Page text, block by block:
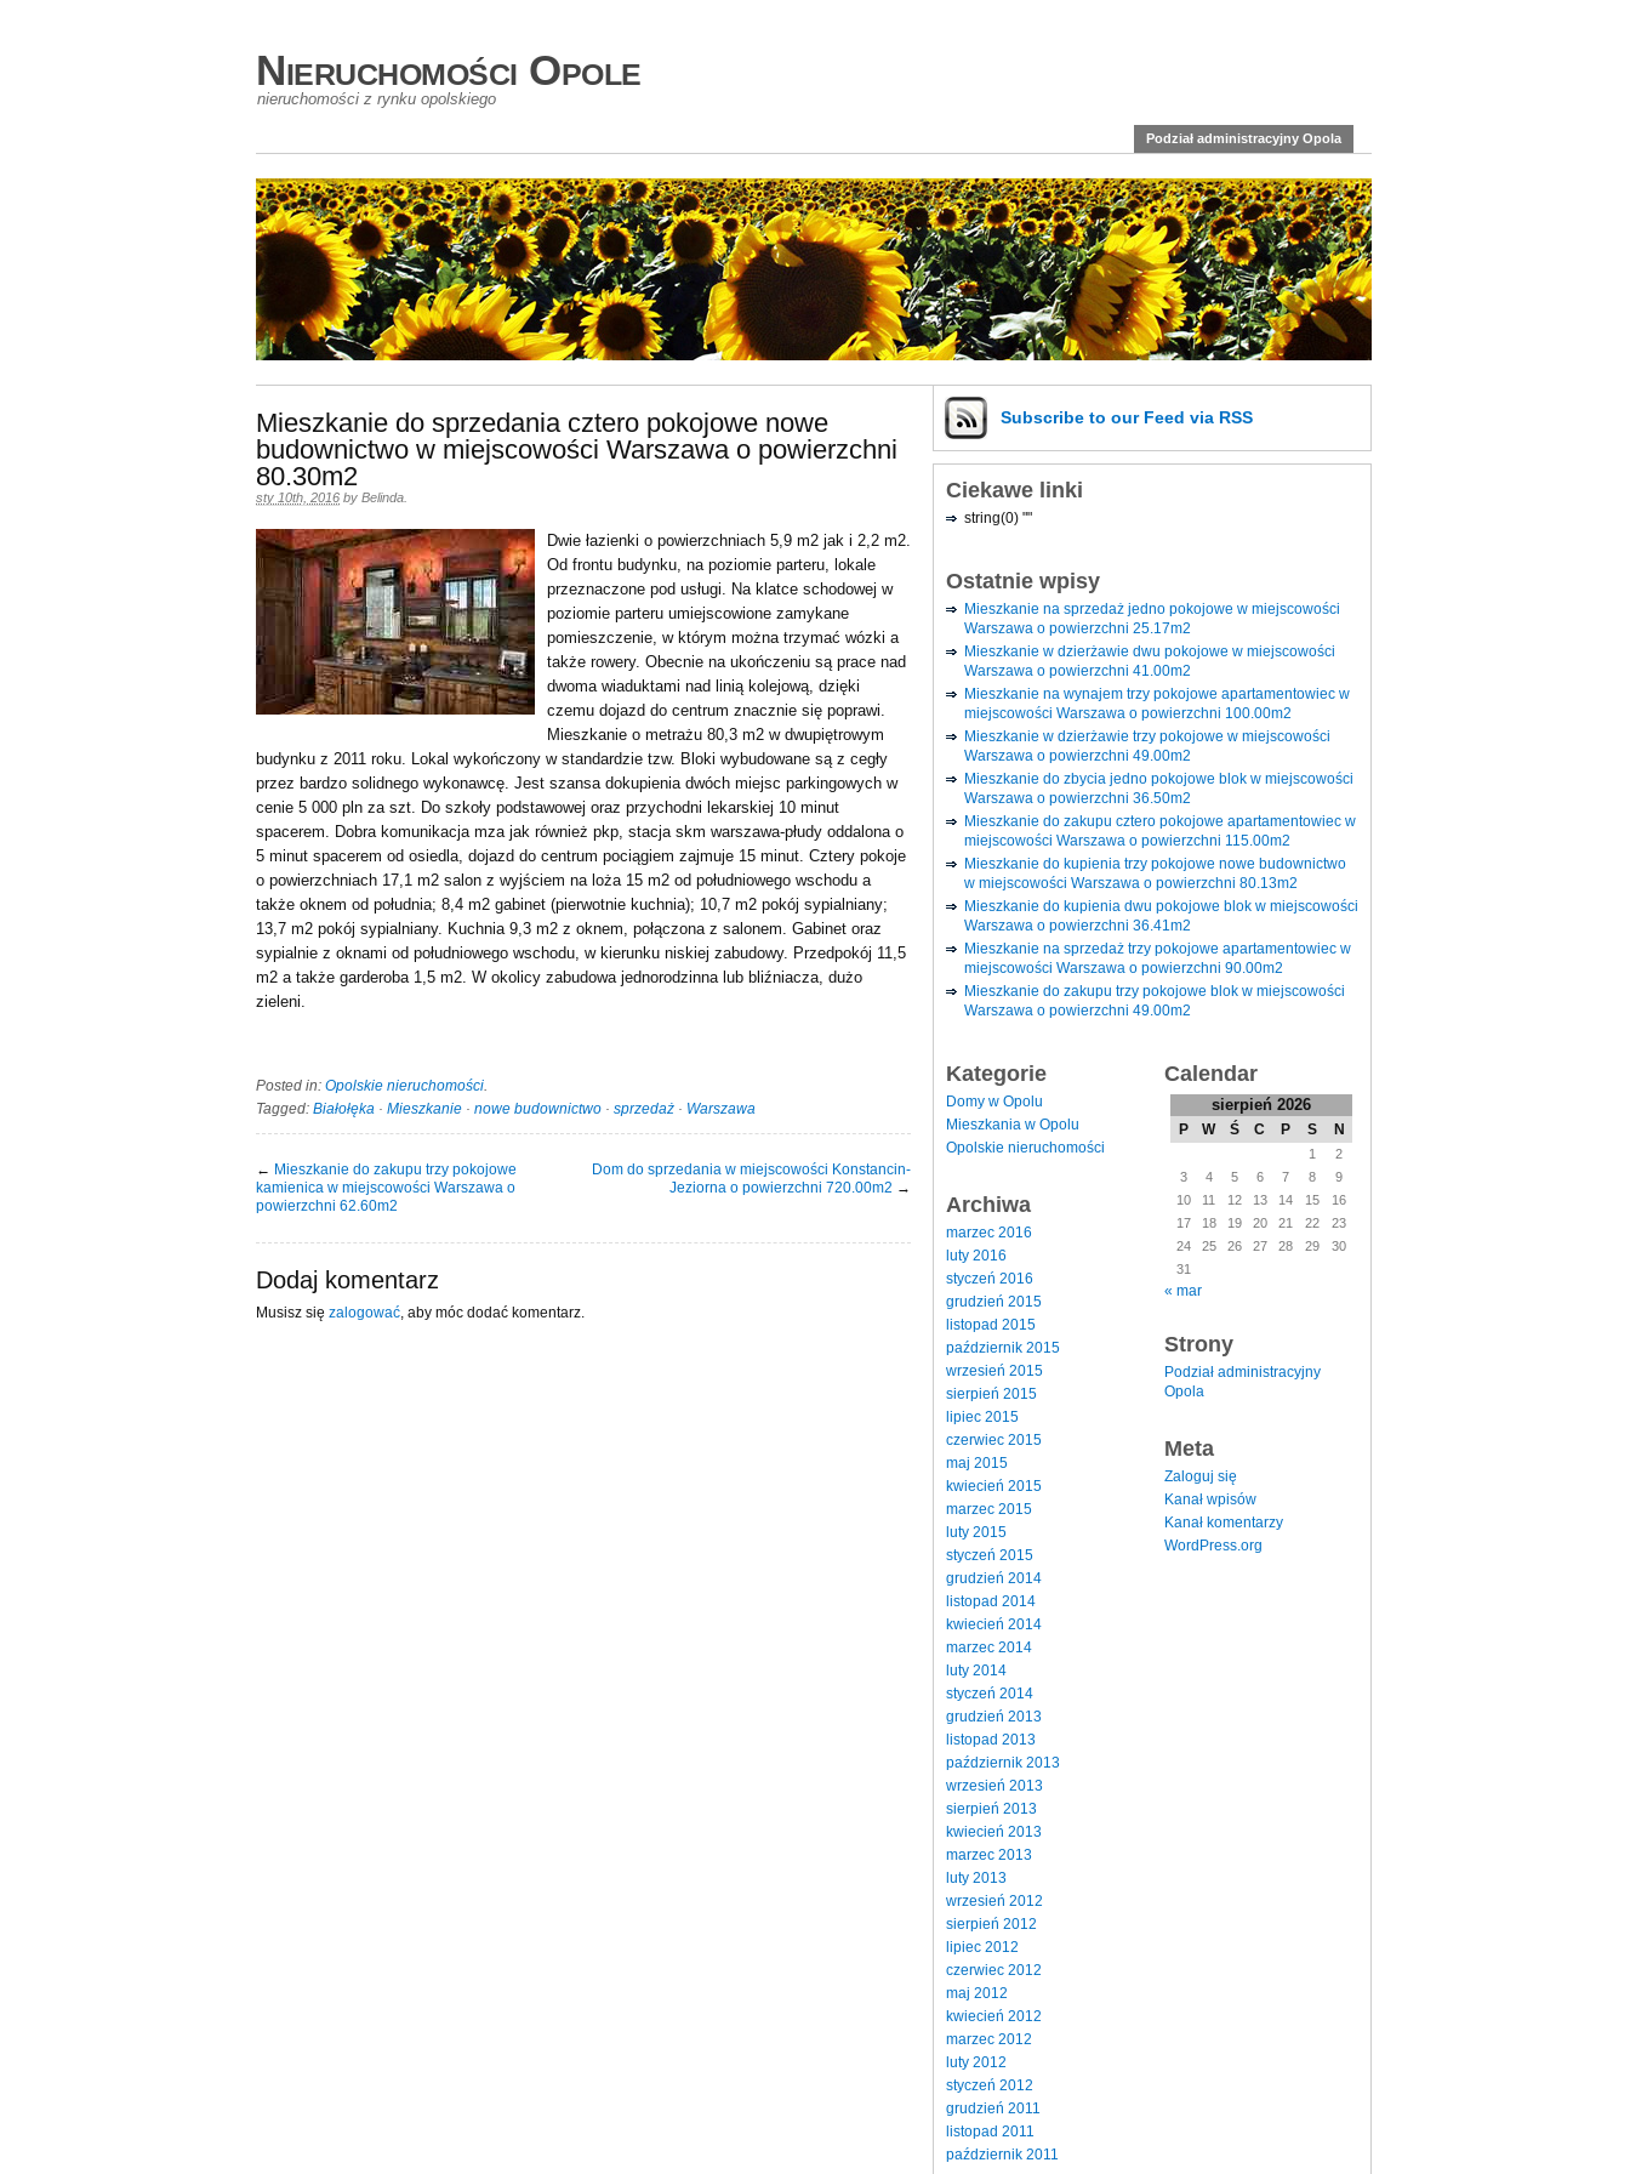
Nieruchomości Opole
nieruchomości z rynku opolskiego
Podział administracyjny Opola
Mieszkanie do sprzedania cztero pokojowe nowe
budownictwo w miejscowości Warszawa o powierzchni
80.30m2
sty 10th, 2016 by Belinda
Dwie łazienki o powierzchniach 5,9 m2 jak i 2,2 m2.
Od frontu budynku, na poziomie parteru, lokale
przeznaczone pod usługi. Na klatce schodowej w
poziomie parteru umiejscowione zamykane
pomieszczenie, w którym można trzymać wózki a
także rowery. Obecnie na ukończeniu są prace nad
dwoma wiaduktami nad linią kolejową, dzięki
czemu dojazd do centrum znacznie się poprawi.
Mieszkanie o metrażu 80,3 m2 w dwupiętrowym
budynku z 2011 roku. Lokal wykończony w standardzie tzw. Bloki wybudowane są z cegły
przez bardzo solidnego wykonawcę. Jest szansa dokupienia dwóch miejsc parkingowych w
cenie 5 000 pln za szt. Do szkoły podstawowej oraz przychodni lekarskiej 10 minut
spacerem. Dobra komunikacja mza jak również pkp, stacja skm warszawa-płudy oddalona o
5 minut spacerem od osiedla, dojazd do centrum pociągiem zajmuje 15 minut. Cztery pokoje
o powierzchniach 17,1 m2 salon z wyjściem na loża 15 m2 od południowego wschodu a
także oknem od południa; 8,4 m2 gabinet (pierwotnie kuchnia); 10,7 m2 pokój sypialniany;
13,7 m2 pokój sypialniany. Kuchnia 9,3 m2 z oknem, połączona z salonem. Gabinet oraz
sypialnie z oknami od południowego wschodu, w kierunku niskiej zabudowy. Przedpokój 11,5
m2 a także garderoba 1,5 m2. W okolicy zabudowa jednorodzinna lub bliźniacza, dużo
zieleni.
Posted in: Opolskie nieruchomości.
Tagged: Białołęka · Mieszkanie · nowe budownictwo · sprzedaż · Warszawa
← Mieszkanie do zakupu trzy pokojowe
kamienica w miejscowości Warszawa o
powierzchni 62.60m2
Dom do sprzedania w miejscowości Konstancin-
Jeziorna o powierzchni 720.00m2 →
Dodaj komentarz
Musisz się zalogować , aby móc dodać komentarz.
Subscribe to our Feed via RSS
Ciekawe linki
string(0) ""
Ostatnie wpisy
Mieszkanie na sprzedaż jedno pokojowe w miejscowości
Warszawa o powierzchni 25.17m2
Mieszkanie w dzierżawie dwu pokojowe w miejscowości
Warszawa o powierzchni 41.00m2
Mieszkanie na wynajem trzy pokojowe apartamentowiec w
miejscowości Warszawa o powierzchni 100.00m2
Mieszkanie w dzierżawie trzy pokojowe w miejscowości
Warszawa o powierzchni 49.00m2
Mieszkanie do zbycia jedno pokojowe blok w miejscowości
Warszawa o powierzchni 36.50m2
Mieszkanie do zakupu cztero pokojowe apartamentowiec w
miejscowości Warszawa o powierzchni 115.00m2
Mieszkanie do kupienia trzy pokojowe nowe budownictwo
w miejscowości Warszawa o powierzchni 80.13m2
Mieszkanie do kupienia dwu pokojowe blok w miejscowości
Warszawa o powierzchni 36.41m2
Mieszkanie na sprzedaż trzy pokojowe apartamentowiec w
miejscowości Warszawa o powierzchni 90.00m2
Mieszkanie do zakupu trzy pokojowe blok w miejscowości
Warszawa o powierzchni 49.00m2
Kategorie
Domy w Opolu
Mieszkania w Opolu
Opolskie nieruchomości
Archiwa
marzec 2016
luty 2016
styczeń 2016
grudzień 2015
listopad 2015
październik 2015
wrzesień 2015
sierpień 2015
lipiec 2015
czerwiec 2015
maj 2015
kwiecień 2015
marzec 2015
luty 2015
styczeń 2015
grudzień 2014
listopad 2014
kwiecień 2014
marzec 2014
luty 2014
styczeń 2014
grudzień 2013
listopad 2013
październik 2013
wrzesień 2013
sierpień 2013
kwiecień 2013
marzec 2013
luty 2013
wrzesień 2012
sierpień 2012
lipiec 2012
czerwiec 2012
maj 2012
kwiecień 2012
marzec 2012
luty 2012
styczeń 2012
grudzień 2011
listopad 2011
październik 2011
Calendar
sierpień 2026
P W Ś C P S N
1
2
3
4 5 6 7 8
9
10
11 12 13 14 15
16
17
18 19 20 21 22
23
24
25 26 27 28 29
30
31
« mar
Strony
Podział administracyjny
Opola
Meta
Zaloguj się
Kanał wpisów
Kanał komentarzy
WordPress.org